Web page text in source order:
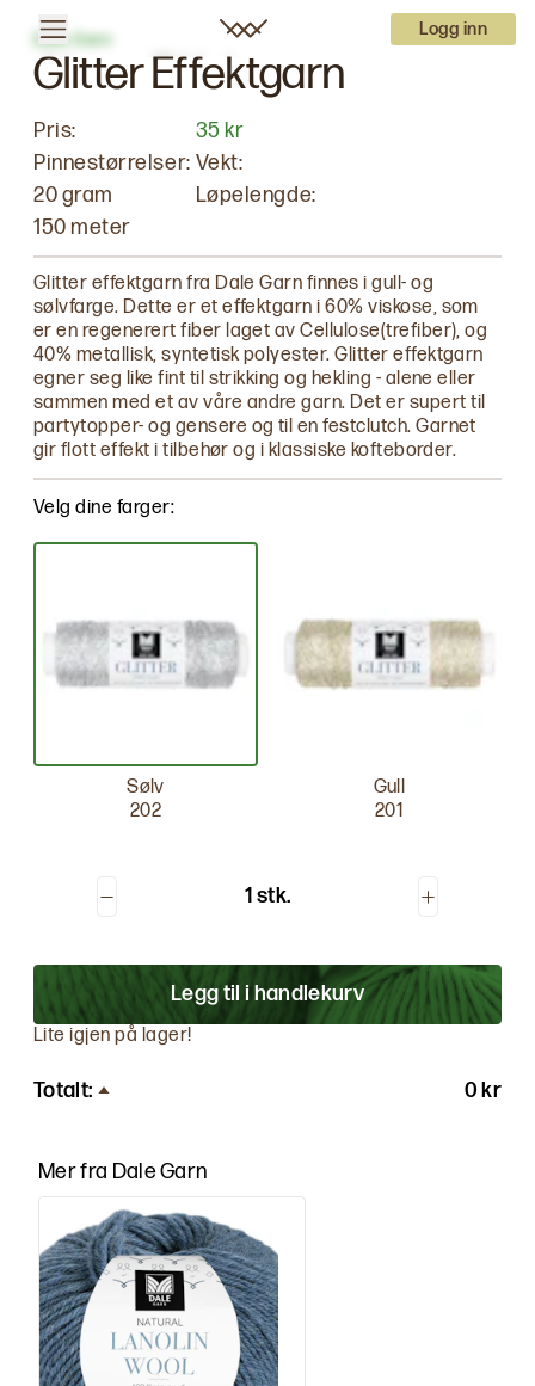
Logg inn
Dale Garn
Glitter Effektgarn
Pris:
35 kr
Pinnestørrelser: Vekt:
20 gram
Løpelengde:
150 meter
Glitter effektgarn fra Dale Garn finnes i gull- og
sølvfarge. Dette er et effektgarn i 60% viskose, som
er en regenerert fiber laget av Cellulose(trefiber), og
40% metallisk, syntetisk polyester. Glitter effektgarn
egner seg like fint til strikking og hekling - alene eller
sammen med et av våre andre garn. Det er supert til
partytopper- og gensere og til en festclutch. Garnet
gir flott effekt i tilbehør og i klassiske kofteborder.
Velg dine farger:
Sølv
202
Gull
201
1 stk.
Legg til i handlekurv
Lite igjen på lager!
Totalt: 0 kr
Mer fra Dale Garn